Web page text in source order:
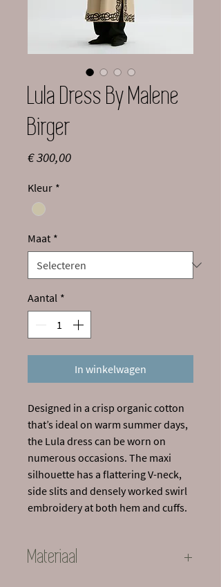
Lula Dress By Malene
Birger
€ 300,00Prijs
Kleur *
Maat *
Aantal *
In winkelwagen
Designed in a crisp organic cotton
that’s ideal on warm summer days,
the Lula dress can be worn on
numerous occasions. The maxi
silhouette has a flattering V-neck,
side slits and densely worked swirl
embroidery at both hem and cuffs.
Materiaal